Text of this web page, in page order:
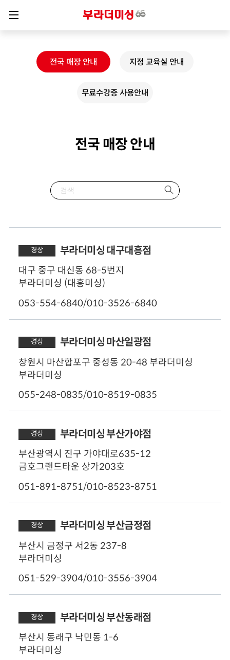
전국 매장 안내 지정 교육실 안내
무료수강증 사용안내
전국 매장 안내
경상 부라더미싱 대구대흥점
대구 중구 대신동 68-5번지
부라더미싱 (대흥미싱)
053-554-6840/010-3526-6840
영업시간
오전 09:00 - 오후 18:00
주차
경상 부라더미싱 마산일광점
창원시 마산합포구 중성동 20-48 부라더미싱
부라더미싱
055-248-0835/010-8519-0835
영업시간
오전 09:00 - 오후 19:00
경상 부라더미싱 부산가야점
부산광역시 진구 가야대로635-12
금호그랜드타운 상가203호
051-891-8751/010-8523-8751
경상 부라더미싱 부산금정점
부산시 금정구 서2동 237-8
부라더미싱
051-529-3904/010-3556-3904
경상 부라더미싱 부산동래점
부산시 동래구 낙민동 1-6
부라더미싱